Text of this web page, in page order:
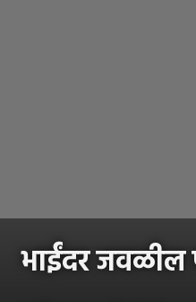
भाईंदर जवळील